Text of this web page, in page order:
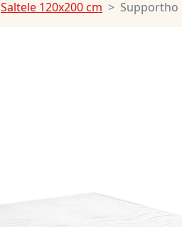
Saltele 120x200 cm Supportho